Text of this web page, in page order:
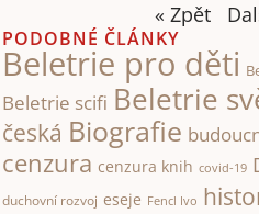
« Zpět
PODOBNÉ ČLÁNKY
Beletrie pro děti
Beletrie scifi Beletrie
česká Biografie
cenzura cenzura knih covid-19
duchovní rozvoj eseje Fencl Ivo